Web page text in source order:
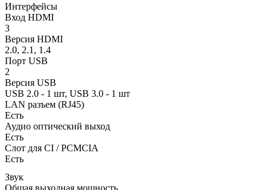
Интерфейсы
Вход HDMI
3
Версия HDMI
2.0, 2.1, 1.4
Порт USB
2
Версия USB
USB 2.0 - 1 шт, USB 3.0 - 1 шт
LAN разъем (RJ45)
Есть
Аудио оптический выход
Есть
Слот для CI / PCMCIA
Есть
Звук
Общая выходная мощность